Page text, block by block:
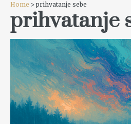
Home > prihvatanje sebe
prihvatanje
READ